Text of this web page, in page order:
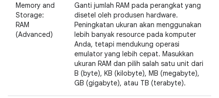
Memory and
Storage:
RAM
(Advanced)
Ganti jumlah RAM pada perangkat yang
disetel oleh produsen hardware.
Peningkatan ukuran akan menggunakan
lebih banyak resource pada komputer
Anda, tetapi mendukung operasi
emulator yang lebih cepat. Masukkan
ukuran RAM dan pilih salah satu unit dari
B (byte), KB (kilobyte), MB (megabyte),
GB (gigabyte), atau TB (terabyte).